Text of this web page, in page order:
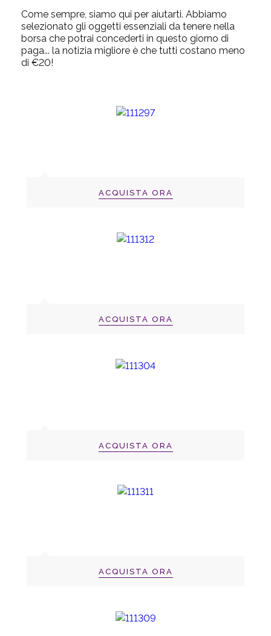
Come sempre, siamo qui per aiutarti. Abbiamo
selezionato gli oggetti essenziali da tenere nella
borsa che potrai concederti in questo giorno di
paga... la notizia migliore è che tutti costano meno
di €20!
ACQUISTA ORA
ACQUISTA ORA
ACQUISTA ORA
ACQUISTA ORA